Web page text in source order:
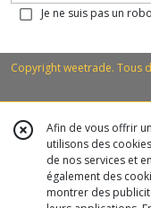
Je ne suis pas un
Copyright weetrade. Tous
Afin de vous offrir
utilisons des
de nos services et
également des
montrer des